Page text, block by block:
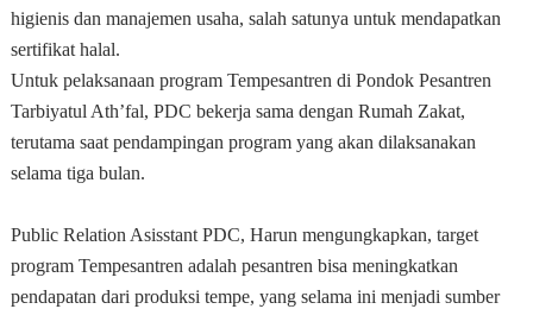
higienis dan manajemen usaha, salah satunya untuk mendapatkan
sertifikat halal.
Untuk pelaksanaan program Tempesantren di Pondok Pesantren
Tarbiyatul Ath’fal, PDC bekerja sama dengan Rumah Zakat,
terutama saat pendampingan program yang akan dilaksanakan
selama tiga bulan.
Public Relation Asisstant PDC, Harun mengungkapkan, target
program Tempesantren adalah pesantren bisa meningkatkan
pendapatan dari produksi tempe, yang selama ini menjadi sumber